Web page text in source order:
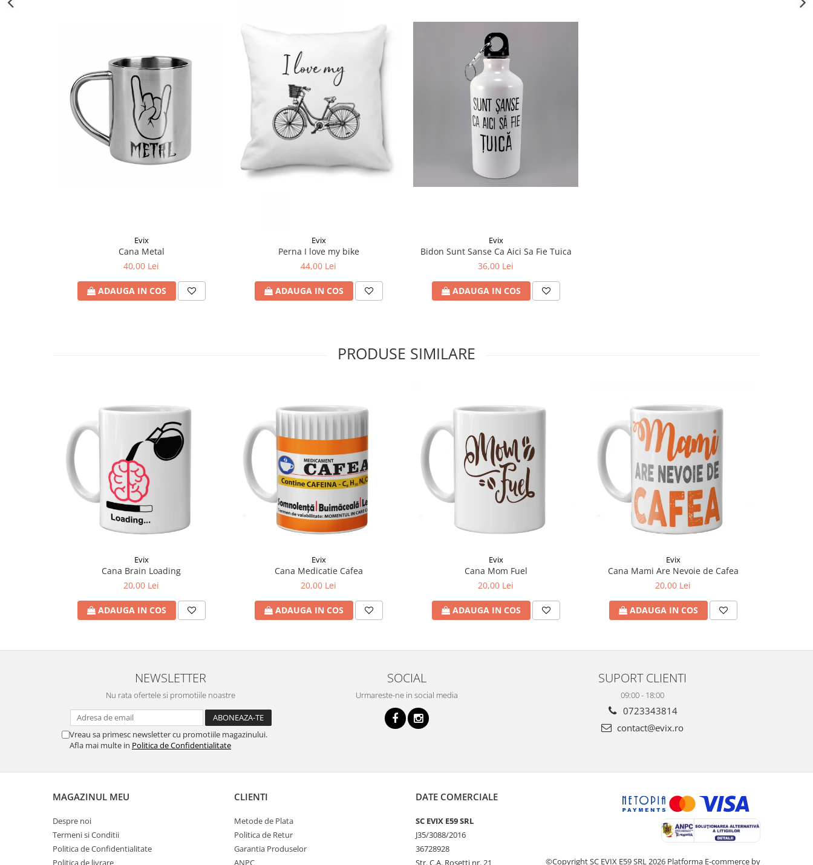
Evix
Cana Metal
40,00 Lei
ADAUGA IN COS
Evix
Perna I love my bike
44,00 Lei
ADAUGA IN COS
Evix
Bidon Sunt Sanse Ca Aici Sa Fie Tuica
36,00 Lei
ADAUGA IN COS
PRODUSE SIMILARE
Evix
Cana Brain Loading
20,00 Lei
ADAUGA IN COS
Evix
Cana Medicatie Cafea
20,00 Lei
ADAUGA IN COS
Evix
Cana Mom Fuel
20,00 Lei
ADAUGA IN COS
Evix
Cana Mami Are Nevoie de Cafea
20,00 Lei
ADAUGA IN COS
NEWSLETTER
Nu rata ofertele si promotiile noastre
Vreau sa primesc newsletter cu promotiile magazinului.
Afla mai multe in Politica de Confidentialitate
SOCIAL
Urmareste-ne in social media
SUPORT CLIENTI
09:00 - 18:00
0723343814
contact@evix.ro
MAGAZINUL MEU
Despre noi
Termeni si Conditii
Politica de Confidentialitate
Politica de livrare
CLIENTI
Metode de Plata
Politica de Retur
Garantia Produselor
ANPC
DATE COMERCIALE
SC EVIX E59 SRL
J35/3088/2016
36728928
Str. C.A. Rosetti nr. 21
©Copyright SC EVIX E59 SRL 2026 Platforma E-commerce by